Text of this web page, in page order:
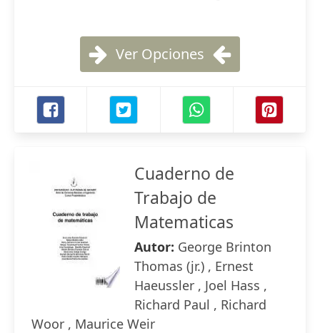
Ver Opciones
Cuaderno de
Trabajo de
Matematicas
Autor: George Brinton
Thomas (jr.) , Ernest
Haeussler , Joel Hass ,
Richard Paul , Richard
Woor , Maurice Weir